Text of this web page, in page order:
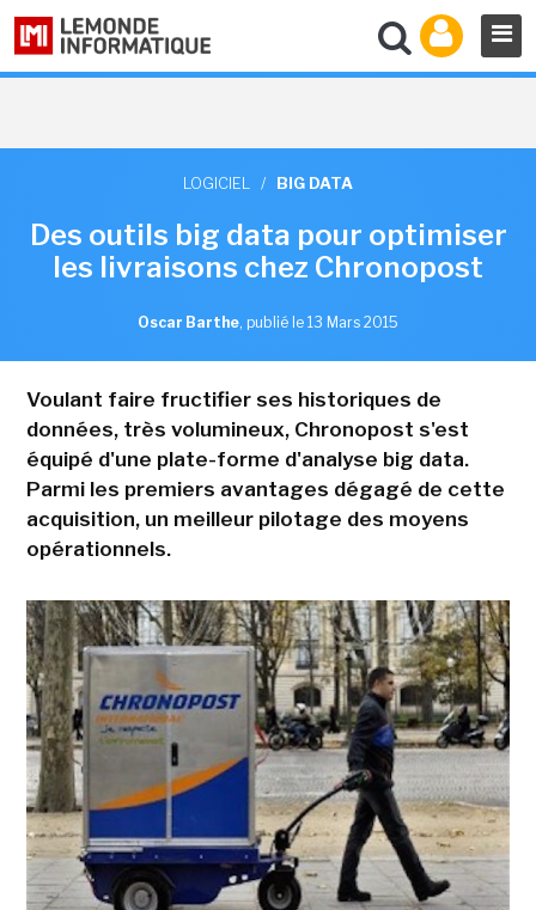
LOGICIEL / BIG DATA
Des outils big data pour optimiser
les livraisons chez Chronopost
Oscar Barthe, publié le 13 Mars 2015
Voulant faire fructifier ses historiques de
données, très volumineux, Chronopost s'est
équipé d'une plate-forme d'analyse big data.
Parmi les premiers avantages dégagé de cette
acquisition, un meilleur pilotage des moyens
opérationnels.